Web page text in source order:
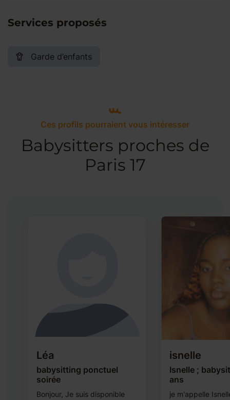
Services proposés
Garde d’enfants
Ces profils pourraient vous intéresser
Babysitters proches de
Paris 17
Léa
babysitting ponctuel
soirée
Bonjour, Je suis disponible
isnelle
Isnelle ;
ans
je m'appelle